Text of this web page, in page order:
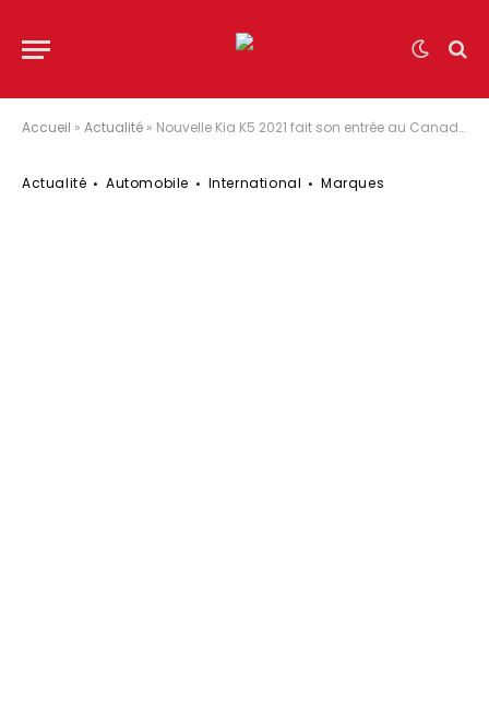
Accueil » Actualité » Nouvelle Kia K5 2021 fait son entrée au Canada à moins de 30000$
Actualité Automobile International Marques